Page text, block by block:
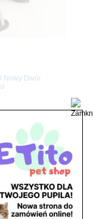
Nowy Dwór
– Legionowo i
swojego pupila
Sklep Zoologiczny
Pupila | ZooNemo